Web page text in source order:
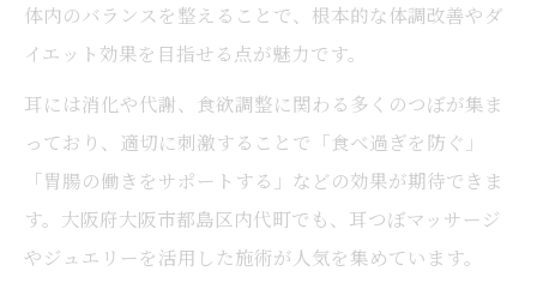
体内のバランスを整えることで、根本的な体調改善やダ
イエット効果を目指せる点が魅力です。
耳には消化や代謝、食欲調整に関わる多くのつぼが集ま
っており、適切に刺激することで「食べ過ぎを防ぐ」
「胃腸の働きをサポートする」などの効果が期待できま
す。大阪府大阪市都島区内代町でも、耳つぼマッサージ
やジュエリーを活用した施術が人気を集めています。